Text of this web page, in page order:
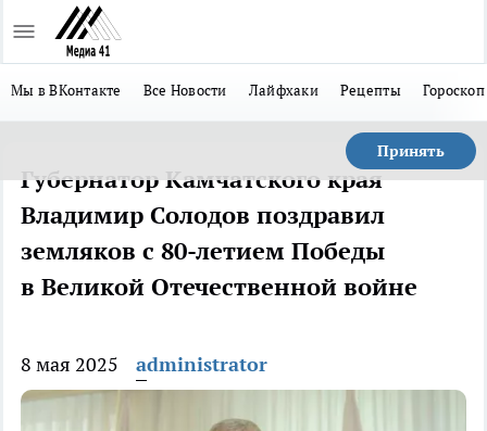
Мы в ВКонтакте Все Новости Лайфхаки Рецепты Гороскоп
Принять
Губернатор Камчатского края
Владимир Солодов поздравил
земляков с 80-летием Победы
в Великой Отечественной войне
8 мая 2025 administrator